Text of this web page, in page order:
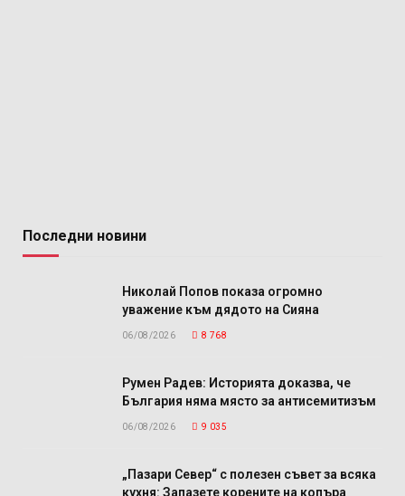
Последни новини
Николай Попов показа огромно
уважение към дядото на Сияна
06/08/2026 8 768
Румен Радев: Историята доказва, че
България няма място за антисемитизъм
06/08/2026 9 035
„Пазари Север“ с полезен съвет за всяка
кухня: Запазете корените на копъра